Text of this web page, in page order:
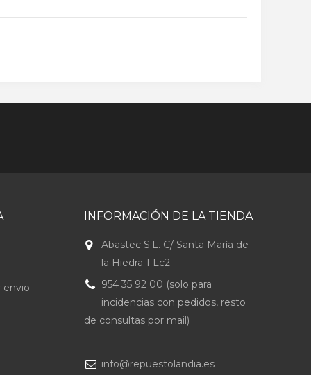
envio
INFORMACIÓN DE LA TIENDA
Abastec S.L. C/ Santa María de
la Hiedra 1 Lc2
954 35 92 00 (solo para
incidencias con pedidos, resto
de consultas por mail)
info@repuestolandia.es